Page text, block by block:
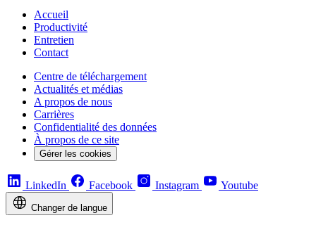
Accueil
Productivité
Entretien
Contact
Centre de téléchargement
Actualités et médias
A propos de nous
Carrières
Confidentialité des données
À propos de ce site
Gérer les cookies
LinkedIn Facebook Instagram Youtube
Changer de langue